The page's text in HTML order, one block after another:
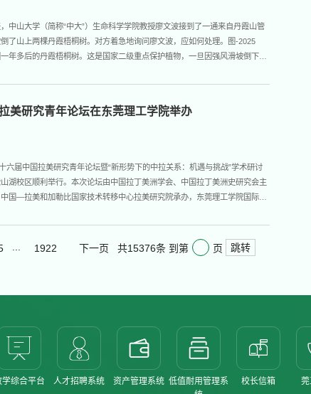
中山大学（简称“中大”）生命科学学院教授廖文波接到了一通来自丹霞山管
了山上两棵丹霞梧桐树。对方着急地询问廖文波，应如何处理。图-2025
年多后的丹霞梧桐树。这是国家二级重点保护植物，一旦因强风滑坡倒下，
它们新枝抽绿，和园里近百种竹子、校...
美研究青年论坛在东莞理工学院举办
六届中国拉美研究青年论坛暨“新形势下的中拉关系：机遇与挑战”学术研讨
湖校区顺利举行。本次论坛由中国拉丁美洲学会、中国拉丁美洲史研究会主
国—拉美和加勒比国家技术转移中心拉美研究院承办，东莞理工学院国际学
，围绕中拉关系的新形势、新机遇与...
1922 下一页 共15376条 到第 页 跳转
学综合平台 人才招聘系统 资产管理系统 低值耐用管理系
校长信箱